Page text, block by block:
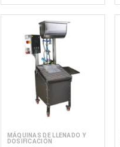
BOTELLAS VBF MINI
MÁQUINAS DE LLENADO Y
DOSIFICACIÓN